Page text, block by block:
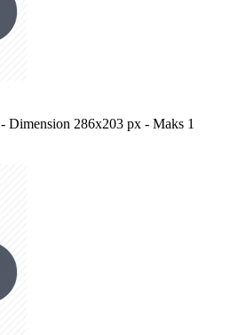
286x203 px - Maks 1